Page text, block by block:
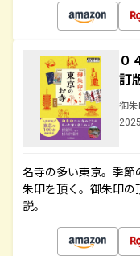
０
訂
御
名寺の多い東京。季
朱印を頂く。御朱印
説。